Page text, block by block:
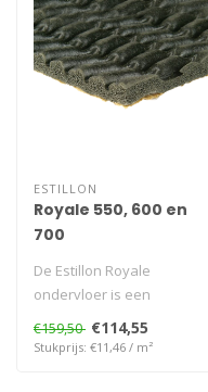
ESTILLON
Royale 550, 600 en
700
De Estillon Royale
ondervloer is een
duurzame,
geluidsisolerende
€159,50 €114,55
Stukprijs: €11,46 / m²